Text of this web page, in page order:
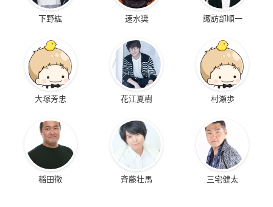
下野紘 速水奨 諏訪部順一
大塚芳忠 花江夏樹 村瀬歩
稲田徹 斉藤壮馬 三宅健太